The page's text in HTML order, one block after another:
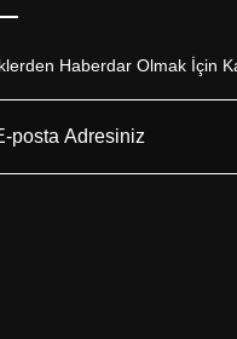
Haberdar Olmak İçin